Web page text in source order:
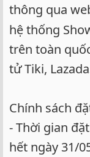
thông qua
hệ thống
trên toàn
tử Tiki,
Chính sách
- Thời gian
hết ngày 31/